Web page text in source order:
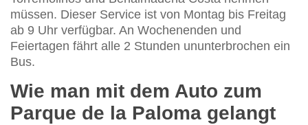
müssen. Dieser Service ist von Montag bis Freitag
ab 9 Uhr verfügbar. An Wochenenden und
Feiertagen fährt alle 2 Stunden ununterbrochen ein
Bus.
Wie man mit dem Auto zum
Parque de la Paloma gelangt